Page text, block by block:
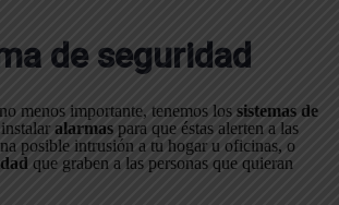
de seguridad
menos importante, tenemos los sistemas de
alarmas para que éstas alerten a las
posible intrusión a tu hogar u oficinas, o
que graben a las personas que quieran